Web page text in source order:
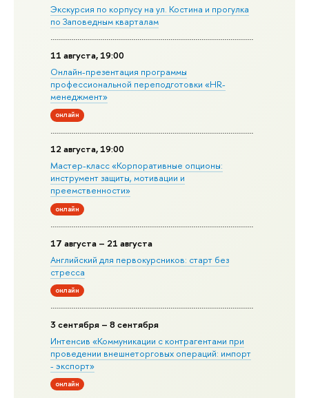
Экскурсия по корпусу на ул. Костина и прогулка
по Заповедным кварталам
11 августа, 19:00
Онлайн-презентация программы
профессиональной переподготовки «HR-
менеджмент»
онлайн
12 августа, 19:00
Мастер-класс «Корпоративные опционы:
инструмент защиты, мотивации и
преемственности»
онлайн
17 августа – 21 августа
Английский для первокурсников: старт без
стресса
онлайн
3 сентября – 8 сентября
Интенсив «Коммуникации с контрагентами при
проведении внешнеторговых операций: импорт
- экспорт»
онлайн